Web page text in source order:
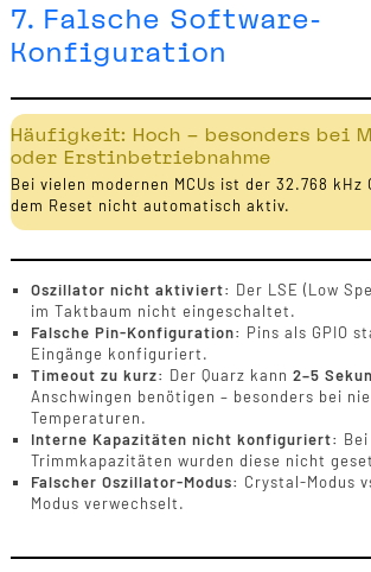
7. Falsche Software-
Konfiguration
Häufigkeit: Hoch – besonders bei
oder Erstinbetriebnahme
Bei vielen modernen MCUs ist der 32.768 kHz
dem Reset nicht automatisch aktiv.
Oszillator nicht aktiviert: Der LSE (Low
im Taktbaum nicht eingeschaltet.
Falsche Pin-Konfiguration: Pins als GPIO
Eingänge konfiguriert.
Timeout zu kurz: Der Quarz kann 2–5
Anschwingen benötigen – besonders bei
Temperaturen.
Interne Kapazitäten nicht konfiguriert:
Trimmkapazitäten wurden diese nicht
Falscher Oszillator-Modus: Crystal-Modus
Modus verwechselt.